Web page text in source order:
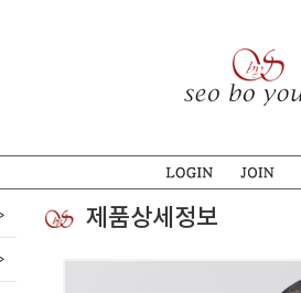
제품상세정보